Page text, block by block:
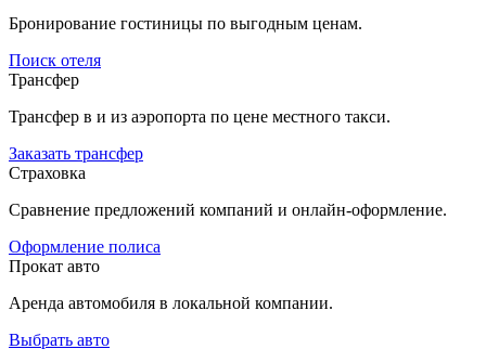
Бронирование гостиницы по выгодным ценам.
Поиск отеля
Трансфер
Трансфер в и из аэропорта по цене местного такси.
Заказать трансфер
Страховка
Сравнение предложений компаний и онлайн-оформление.
Оформление полиса
Прокат авто
Аренда автомобиля в локальной компании.
Выбрать авто